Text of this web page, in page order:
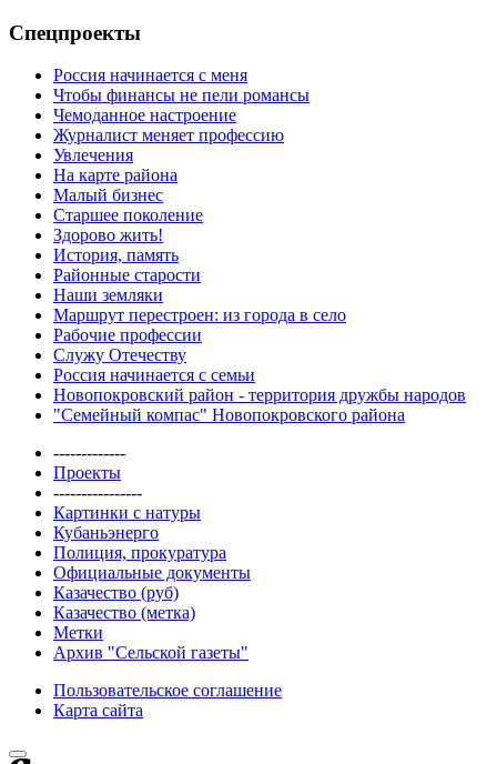
Спецпроекты
Россия начинается с меня
Чтобы финансы не пели романсы
Чемоданное настроение
Журналист меняет профессию
Увлечения
На карте района
Малый бизнес
Старшее поколение
Здорово жить!
История, память
Районные старости
Наши земляки
Маршрут перестроен: из города в село
Рабочие профессии
Служу Отечеству
Россия начинается с семьи
Новопокровский район - территория дружбы народов
"Семейный компас" Новопокровского района
-------------
Проекты
----------------
Картинки с натуры
Кубаньэнерго
Полиция, прокуратура
Официальные документы
Казачество (руб)
Казачество (метка)
Метки
Архив "Сельской газеты"
Пользовательское соглашение
Карта сайта